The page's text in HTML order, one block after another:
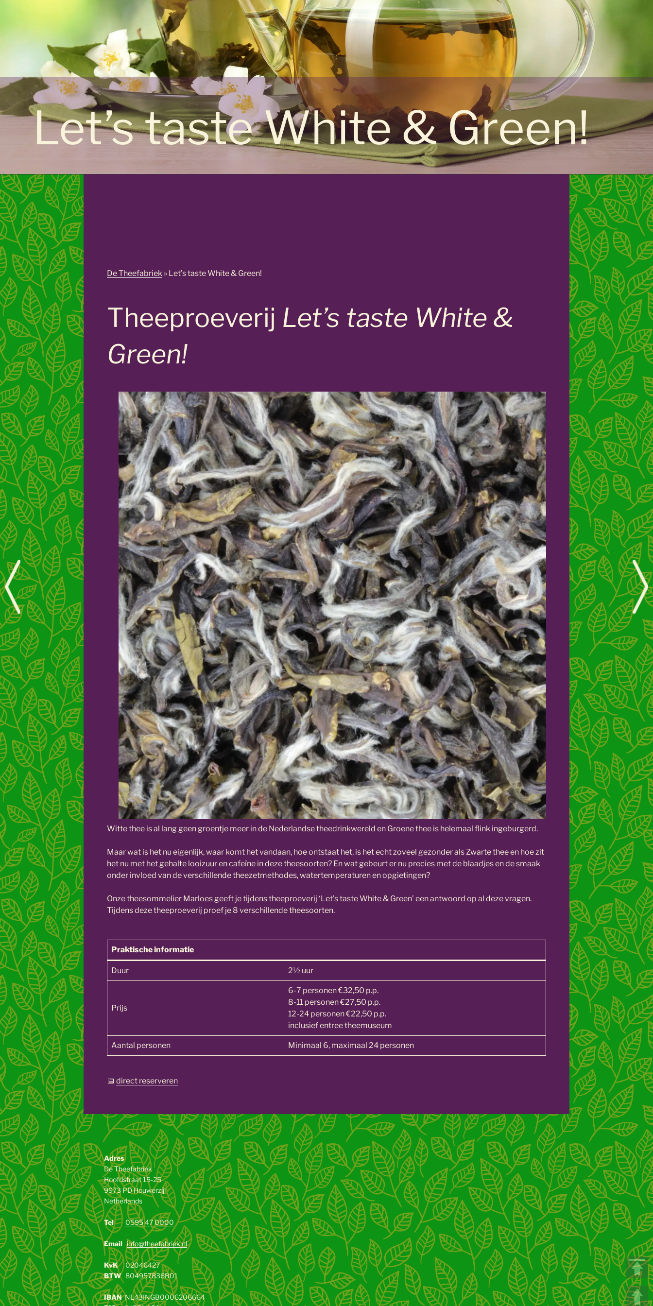
Let’s taste White & Green!
De Theefabriek » Let’s taste White & Green!
Theeproeverij Let’s taste White &
Green!
Witte thee is al lang geen groentje meer in de Nederlandse theedrinkwereld en Groene thee is helemaal flink ingeburgerd.
Maar wat is het nu eigenlijk, waar komt het vandaan, hoe ontstaat het, is het echt zoveel gezonder als Zwarte thee en hoe zit
het nu met het gehalte looizuur en cafeïne in deze theesoorten? En wat gebeurt er nu precies met de blaadjes en de smaak
onder invloed van de verschillende theezetmethodes, watertemperaturen en opgietingen?
Onze theesommelier Marloes geeft je tijdens theeproeverij ‘Let’s taste White & Green’ een antwoord op al deze vragen.
Tijdens deze theeproeverij proef je 8 verschillende theesoorten.
Praktische informatie
Duur 2½ uur
Prijs
6-7 personen €32,50 p.p.
8-11 personen €27,50 p.p.
12-24 personen €22,50 p.p.
inclusief entree theemuseum
Aantal personen Minimaal 6, maximaal 24 personen
📅 direct reserveren
Adres
De Theefabriek
Hoofdstraat 15-25
9973 PD Houwerzijl
Netherlands
Tel 0595 47 0000
Emailinfo@theefabriek.nl
KvK02046427
BTW 804957836B01
IBANNL43INGB0006206664